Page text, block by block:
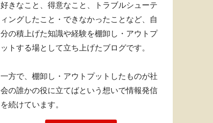
好きなこと、得意なこと、トラブルシューテ
ィングしたこと・できなかったことなど、自
分の積上げた知識や経験を棚卸し・アウトプ
ットする場として立ち上げたブログです。
一方で、棚卸し・アウトプットしたものが社
会の誰かの役に立てばという想いで情報発信
を続けています。